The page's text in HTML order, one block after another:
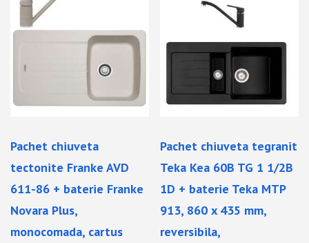
Pachet chiuveta
tectonite Franke AVD
611-86 + baterie Franke
Novara Plus,
monocomada, cartus
Pachet chiuveta tegranit
Teka Kea 60B TG 1 1/2B
1D + baterie Teka MTP
913, 860 x 435 mm,
reversibila,